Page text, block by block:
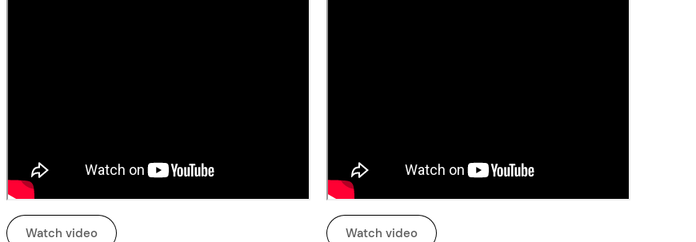
Watch video Watch video